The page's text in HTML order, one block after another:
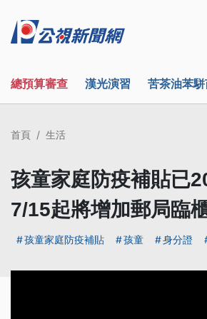
總預算審查 漢光演習 苦茶油苯
首頁 生活
孩童家庭防疫補貼已
7/15起將增加郵局臨
孩童家庭防疫補貼 孩童 身分證